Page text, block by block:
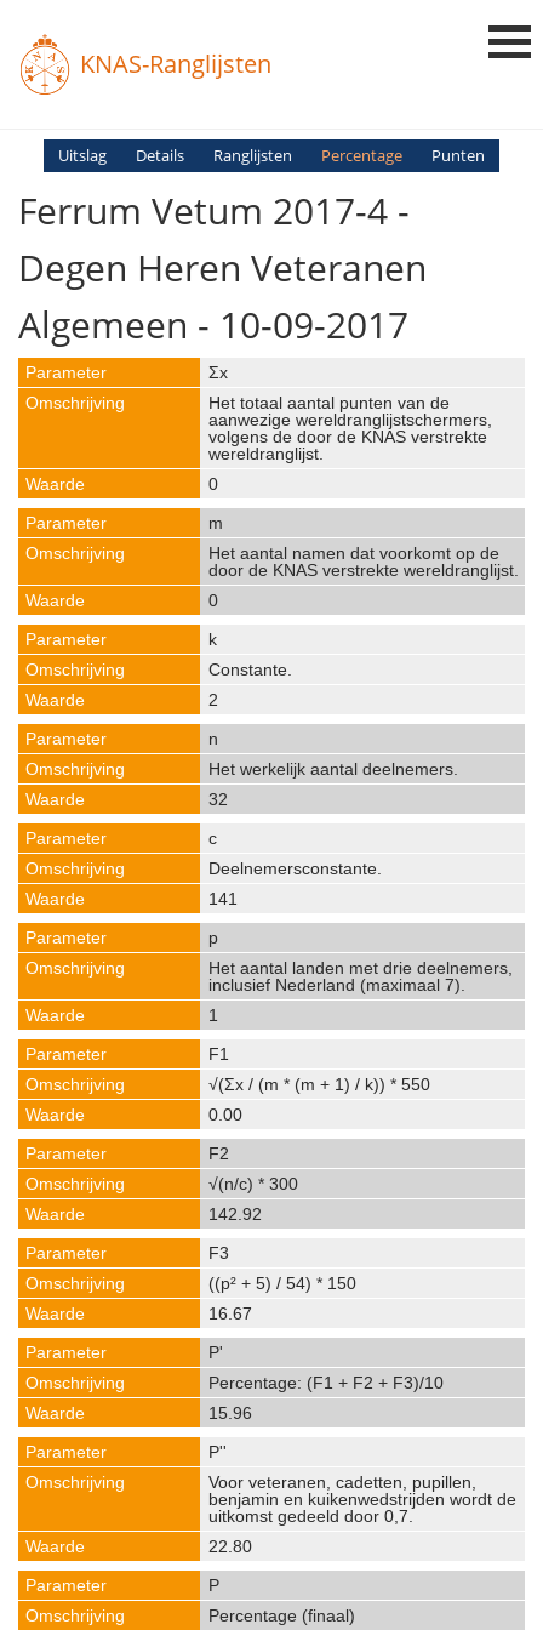
KNAS-Ranglijsten
Login
Uitslag Details Ranglijsten Percentage Punten
Ferrum Vetum 2017-4 -
Degen Heren Veteranen
Algemeen - 10-09-2017
Σx
Het totaal aantal punten van de
aanwezige wereldranglijstschermers,
volgens de door de KNAS verstrekte
wereldranglijst.
0
m
Het aantal namen dat voorkomt op de
door de KNAS verstrekte wereldranglijst.
0
k
Constante.
2
n
Het werkelijk aantal deelnemers.
32
c
Deelnemersconstante.
141
p
Het aantal landen met drie deelnemers,
inclusief Nederland (maximaal 7).
1
F1
√(Σx / (m * (m + 1) / k)) * 550
0.00
F2
√(n/c) * 300
142.92
F3
((p² + 5) / 54) * 150
16.67
P'
Percentage: (F1 + F2 + F3)/10
15.96
P''
Voor veteranen, cadetten, pupillen,
benjamin en kuikenwedstrijden wordt de
uitkomst gedeeld door 0,7.
22.80
P
Percentage (finaal)